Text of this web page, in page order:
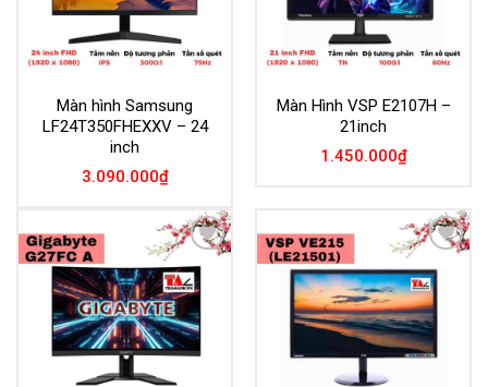
Màn hình Samsung
LF24T350FHEXXV – 24
inch
3.090.000₫
Màn Hình VSP E2107H –
21inch
1.450.000₫
Add to
Wishlist
Add to
Wishlist